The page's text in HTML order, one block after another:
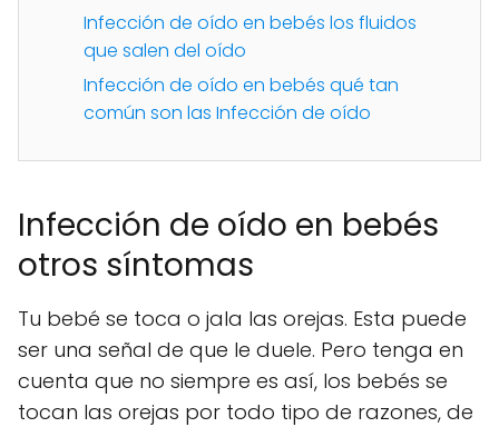
Infección de oído en bebés los fluidos
que salen del oído
Infección de oído en bebés qué tan
común son las Infección de oído
Infección de oído en bebés
otros síntomas
Tu bebé se toca o jala las orejas. Esta puede
ser una señal de que le duele. Pero tenga en
cuenta que no siempre es así, los bebés se
tocan las orejas por todo tipo de razones, de